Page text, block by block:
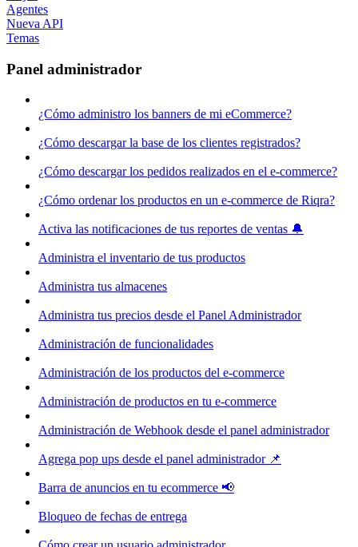
Agentes
Nueva API
Temas
Panel administrador
¿Cómo administro los banners de mi eCommerce?
¿Cómo descargar la base de los clientes registrados?
¿Cómo descargar los pedidos realizados en el e-commerce?
¿Cómo ordenar los productos en un e-commerce de Riqra?
Activa las notificaciones de tus reportes de ventas 🔔
Administra el inventario de tus productos
Administra tus almacenes
Administra tus precios desde el Panel Administrador
Administración de funcionalidades
Administración de los productos del e-commerce
Administración de productos en tu e-commerce
Administración de Webhook desde el panel administrador
Agrega pop ups desde el panel administrador 📌
Barra de anuncios en tu ecommerce 📢
Bloqueo de fechas de entrega